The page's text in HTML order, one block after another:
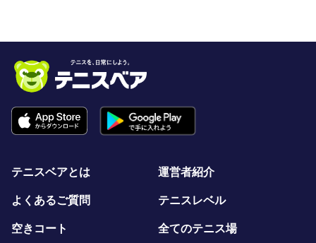
テニスベアとは 運営者紹介
よくあるご質問 テニスレベル
空きコート 全てのテニス場